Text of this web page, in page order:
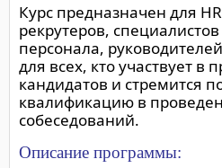
Курс предназначен для
рекрутеров,
персонала,
для всех, кто участвует в
кандидатов и стремится
квалификацию в
собеседований.
Описание программы: